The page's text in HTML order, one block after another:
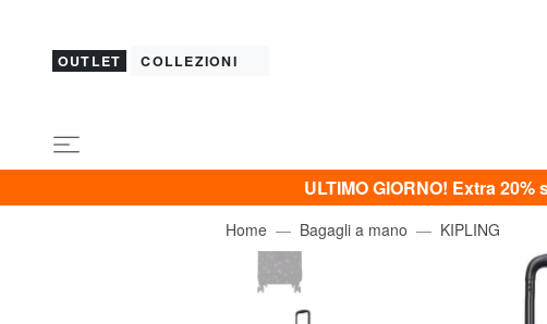
OUTLET COLLEZIONI
ULTIMO GIORNO! Extra
Home Bagagli a mano KIPLING